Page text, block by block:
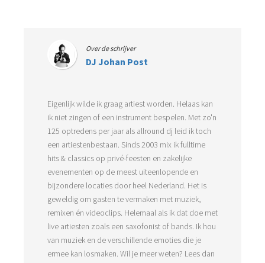
Over de schrijver
DJ Johan Post
Eigenlijk wilde ik graag artiest worden. Helaas kan
ik niet zingen of een instrument bespelen. Met zo'n
125 optredens per jaar als allround dj leid ik toch
een artiestenbestaan. Sinds 2003 mix ik fulltime
hits & classics op privé-feesten en zakelijke
evenementen op de meest uiteenlopende en
bijzondere locaties door heel Nederland. Het is
geweldig om gasten te vermaken met muziek,
remixen én videoclips. Helemaal als ik dat doe met
live artiesten zoals een saxofonist of bands. Ik hou
van muziek en de verschillende emoties die je
ermee kan losmaken. Wil je meer weten? Lees dan